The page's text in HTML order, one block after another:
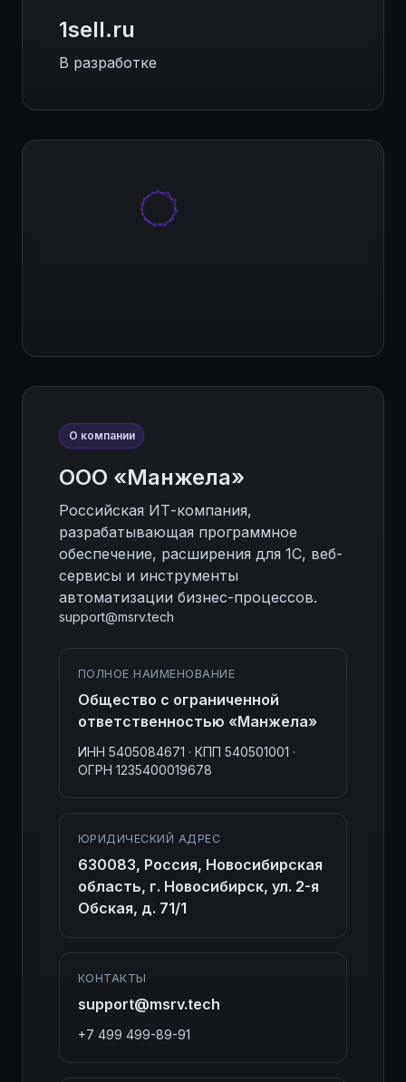
1sell.ru
В разработке
О компании
ООО «Манжела»
Российская ИТ-компания,
разрабатывающая программное
обеспечение, расширения для 1С, веб-
сервисы и инструменты
автоматизации бизнес-процессов.
support@msrv.tech
ПОЛНОЕ НАИМЕНОВАНИЕ
Общество с ограниченной
ответственностью «Манжела»
ИНН 5405084671 · КПП 540501001 ·
ОГРН 1235400019678
ЮРИДИЧЕСКИЙ АДРЕС
630083, Россия, Новосибирская
область, г. Новосибирск, ул. 2-я
Обская, д. 71/1
КОНТАКТЫ
support@msrv.tech
+7 499 499-89-91